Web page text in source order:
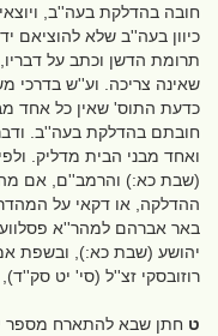
חובה בהדלקת בעה''ב,
כיוון בעה''ב שלא להוציאם
תרומת הדשן וכתב על
שאינה צריכה. וע''ש בדרכי
כדעת התוס' שאין כל אחד
חובתם בהדלקת בעה''ב.
ואחד מבני הבית מדליק.
(שבת כא:) והרמב''ם, אם
ההדלקה, או דקאי על
באר אברהם למהר''א
יהושע (שבת כא:), ובשפת
רוזובסקי זצ''ל (סי' יט
ט חתן שבא להתארח מספר